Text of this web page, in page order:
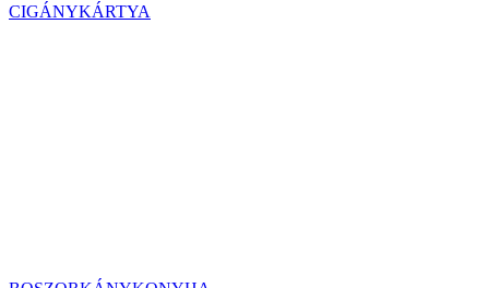
CIGÁNYKÁRTYA